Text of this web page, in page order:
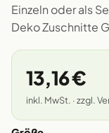
Einzeln oder als
Deko Zuschnitte
13,16 €
inkl. MwSt. · zzgl.